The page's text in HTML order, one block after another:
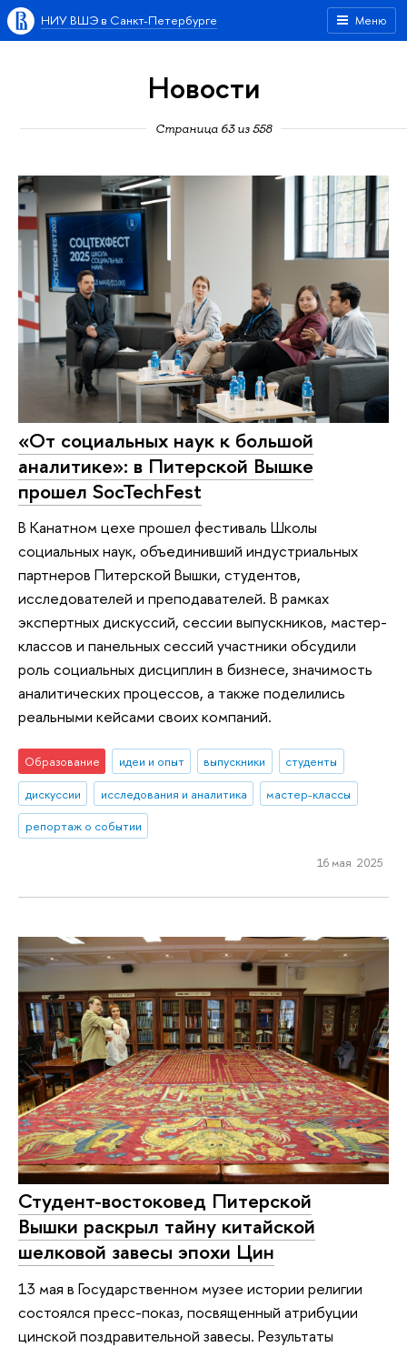
Меню
НИУ ВШЭ в Санкт-Петербурге
Новости
Страница 63 из 558
«От социальных наук к большой
аналитике»: в Питерской Вышке
прошел SocTechFest
В Канатном цехе прошел фестиваль Школы
социальных наук, объединивший индустриальных
партнеров Питерской Вышки, студентов,
исследователей и преподавателей. В рамках
экспертных дискуссий, сессии выпускников, мастер-
классов и панельных сессий участники обсудили
роль социальных дисциплин в бизнесе, значимость
аналитических процессов, а также поделились
реальными кейсами своих компаний.
Образование идеи и опыт выпускники
студенты
дискуссии
исследования и аналитика
мастер-классы
репортаж о событии
16 мая 2025
Студент-востоковед Питерской
Вышки раскрыл тайну китайской
шелковой завесы эпохи Цин
13 мая в Государственном музее истории религии
состоялся пресс-показ, посвященный атрибуции
цинской поздравительной завесы. Результаты